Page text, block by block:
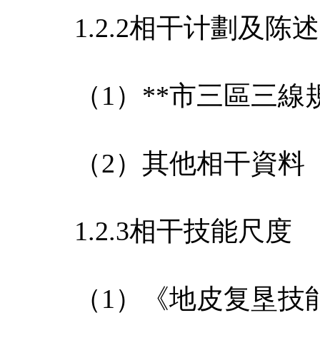
1.2.2相干计劃及陈述
（1）**市三區三線
（2）其他相干資料
1.2.3相干技能尺度
（1）《地皮复垦